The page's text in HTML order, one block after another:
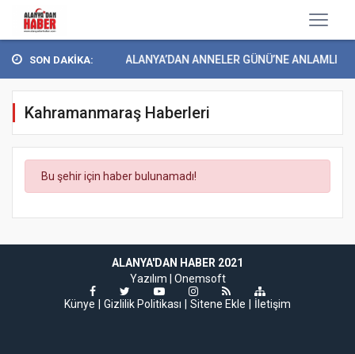
SON DAKİKA:YEŞİLAY ALANYA’DAN ANNELER GÜNÜ’NE ANLAMLI
Kahramanmaraş Haberleri
Bu şehir için haber bulunamadı!
ALANYA'DAN HABER 2021
Yazılım | Onemsoft
Künye
Gizlilik Politikası Sitene Ekle İletişim